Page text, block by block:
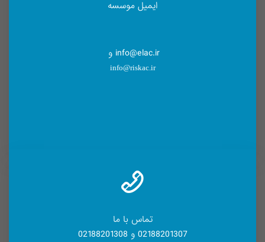
ایمیل موسسه
info@elac.ir و
info@riskac.ir
تماس با ما
02188201307 و 02188201308